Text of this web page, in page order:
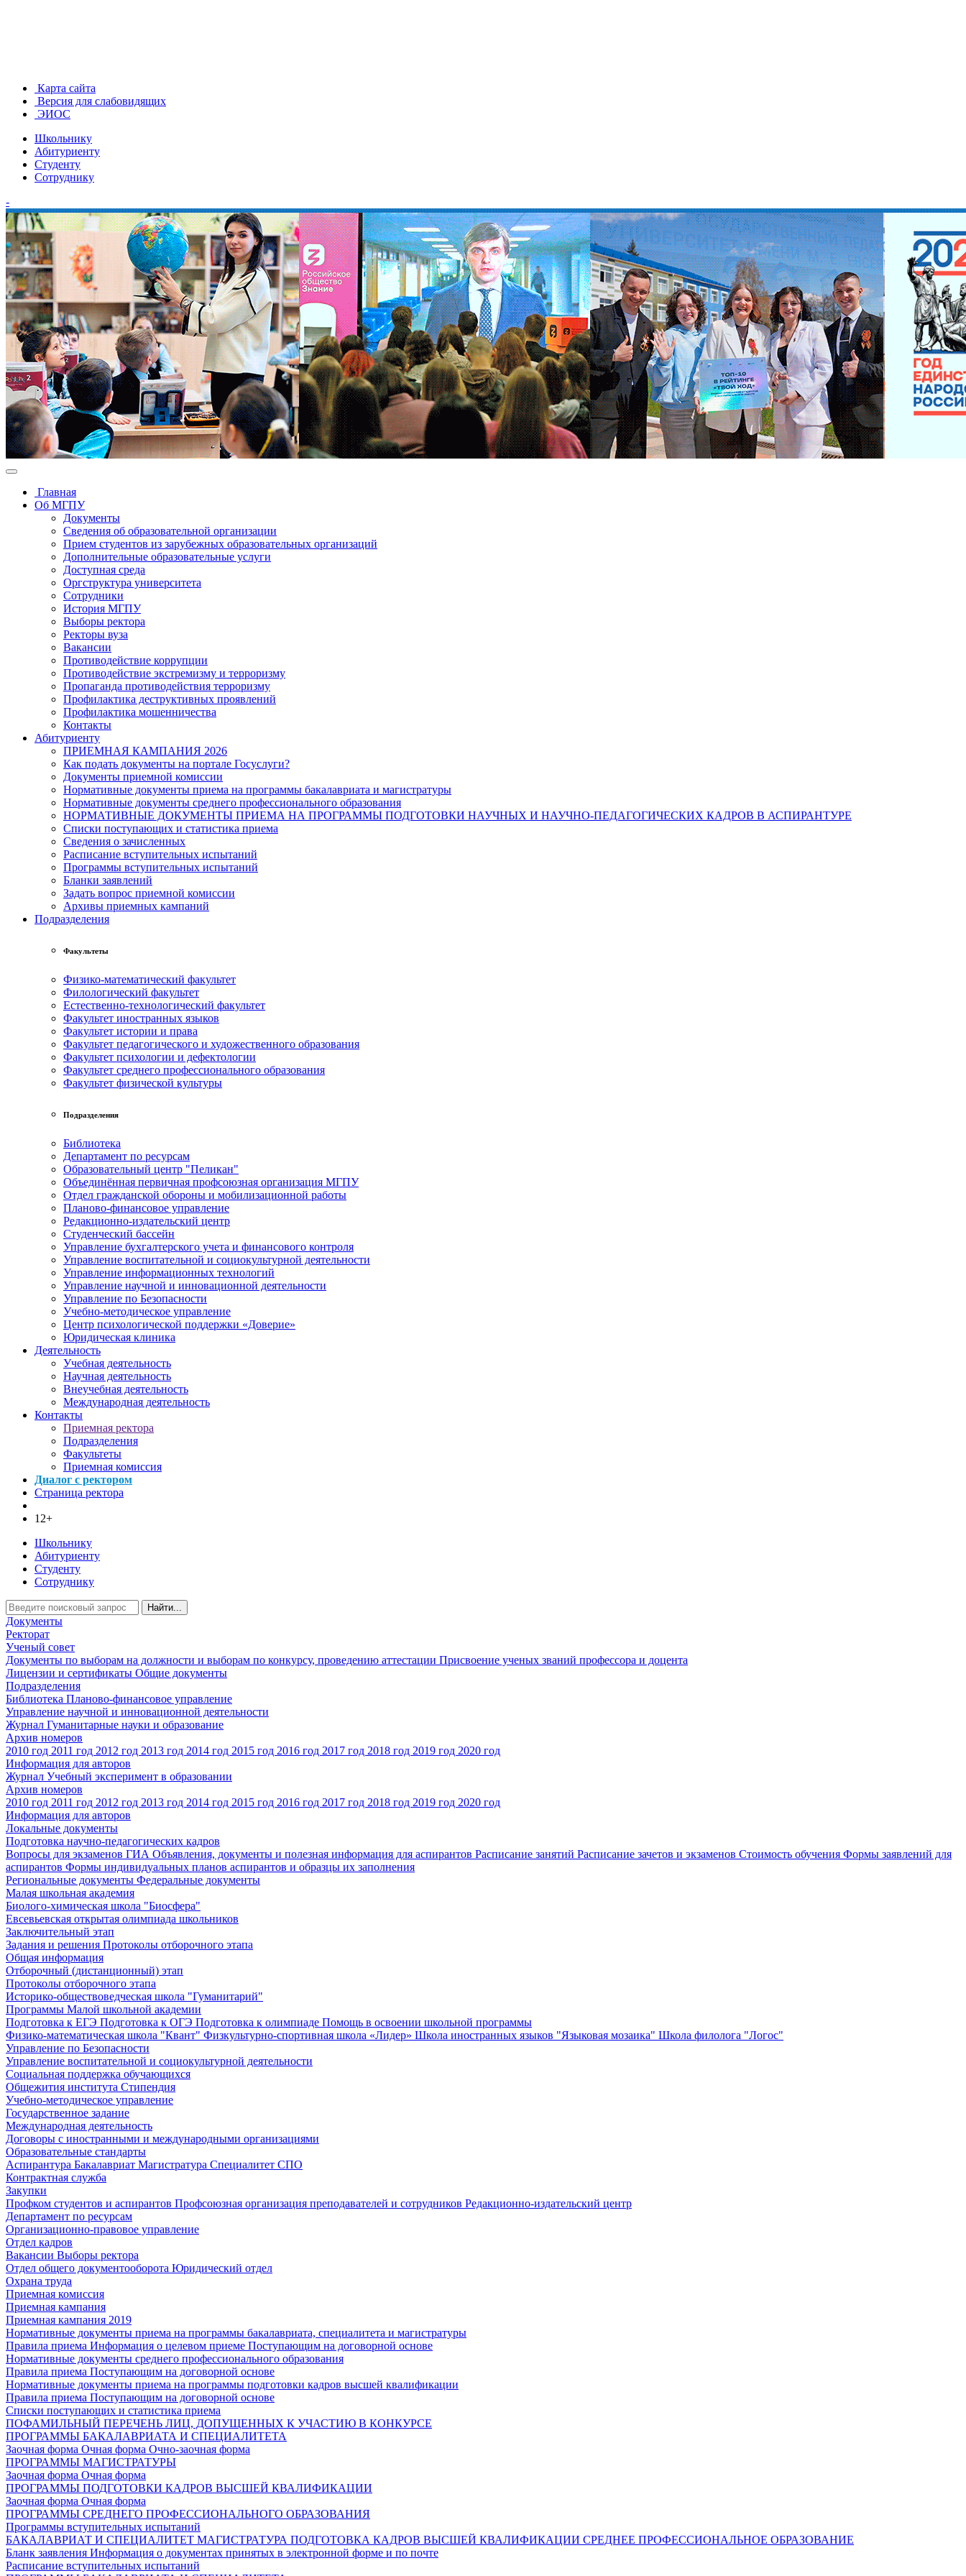
Карта сайта
Версия для слабовидящих
ЭИОС
Школьнику
Абитуриенту
Студенту
Сотруднику
-
Главная
Об МГПУ
Документы
Сведения об образовательной организации
Прием студентов из зарубежных образовательных организаций
Дополнительные образовательные услуги
Доступная среда
Оргструктура университета
Сотрудники
История МГПУ
Выборы ректора
Ректоры вуза
Вакансии
Противодействие коррупции
Противодействие экстремизму и терроризму
Пропаганда противодействия терроризму
Профилактика деструктивных проявлений
Профилактика мошенничества
Контакты
Абитуриенту
ПРИЕМНАЯ КАМПАНИЯ 2026
Как подать документы на портале Госуслуги?
Документы приемной комиссии
Нормативные документы приема на программы бакалавриата и магистратуры
Нормативные документы среднего профессионального образования
НОРМАТИВНЫЕ ДОКУМЕНТЫ ПРИЕМА НА ПРОГРАММЫ ПОДГОТОВКИ НАУЧНЫХ И НАУЧНО-ПЕДАГОГИЧЕСКИХ КАДРОВ В АСПИРАНТУРЕ
Списки поступающих и статистика приема
Сведения о зачисленных
Расписание вступительных испытаний
Программы вступительных испытаний
Бланки заявлений
Задать вопрос приемной комиссии
Архивы приемных кампаний
Подразделения
Факультеты
Физико-математический факультет
Филологический факультет
Естественно-технологический факультет
Факультет иностранных языков
Факультет истории и права
Факультет педагогического и художественного образования
Факультет психологии и дефектологии
Факультет среднего профессионального образования
Факультет физической культуры
Подразделения
Библиотека
Департамент по ресурсам
Образовательный центр "Пеликан"
Объединённая первичная профсоюзная организация МГПУ
Отдел гражданской обороны и мобилизационной работы
Планово-финансовое управление
Редакционно-издательский центр
Студенческий бассейн
Управление бухгалтерского учета и финансового контроля
Управление воспитательной и социокультурной деятельности
Управление информационных технологий
Управление научной и инновационной деятельности
Управление по Безопасности
Учебно-методическое управление
Центр психологической поддержки «Доверие»
Юридическая клиника
Деятельность
Учебная деятельность
Научная деятельность
Внеучебная деятельность
Международная деятельность
Контакты
Приемная ректора
Подразделения
Факультеты
Приемная комиссия
Диалог с ректором
Страница ректора
12+
Школьнику
Абитуриенту
Студенту
Сотруднику
Найти...
Документы
Ректорат
Ученый совет
Документы по выборам на должности и выборам по конкурсу, проведению аттестации Присвоение ученых званий профессора и доцента
Лицензии и сертификаты Общие документы
Подразделения
Библиотека Планово-финансовое управление
Управление научной и инновационной деятельности
Журнал Гуманитарные науки и образование
Архив номеров
2010 год 2011 год 2012 год 2013 год 2014 год 2015 год 2016 год 2017 год 2018 год 2019 год 2020 год
Информация для авторов
Журнал Учебный эксперимент в образовании
Архив номеров
2010 год 2011 год 2012 год 2013 год 2014 год 2015 год 2016 год 2017 год 2018 год 2019 год 2020 год
Информация для авторов
Локальные документы
Подготовка научно-педагогических кадров
Вопросы для экзаменов ГИА Объявления, документы и полезная информация для аспирантов Расписание занятий Расписание зачетов и экзаменов Стоимость обучения Формы заявлений для
аспирантов Формы индивидуальных планов аспирантов и образцы их заполнения
Региональные документы Федеральные документы
Малая школьная академия
Биолого-химическая школа "Биосфера"
Евсевьевская открытая олимпиада школьников
Заключительный этап
Задания и решения Протоколы отборочного этапа
Общая информация
Отборочный (дистанционный) этап
Протоколы отборочного этапа
Историко-обществоведческая школа "Гуманитарий"
Программы Малой школьной академии
Подготовка к ЕГЭ Подготовка к ОГЭ Подготовка к олимпиаде Помощь в освоении школьной программы
Физико-математическая школа "Квант" Физкультурно-спортивная школа «Лидер» Школа иностранных языков "Языковая мозаика" Школа филолога "Логос"
Управление по Безопасности
Управление воспитательной и социокультурной деятельности
Социальная поддержка обучающихся
Общежития института Стипендия
Учебно-методическое управление
Государственное задание
Международная деятельность
Договоры с иностранными и международными организациями
Образовательные стандарты
Аспирантура Бакалавриат Магистратура Специалитет СПО
Контрактная служба
Закупки
Профком студентов и аспирантов Профсоюзная организация преподавателей и сотрудников Редакционно-издательский центр
Департамент по ресурсам
Организационно-правовое управление
Отдел кадров
Вакансии Выборы ректора
Отдел общего документооборота Юридический отдел
Охрана труда
Приемная комиссия
Приемная кампания
Приемная кампания 2019
Нормативные документы приема на программы бакалавриата, специалитета и магистратуры
Правила приема Информация о целевом приеме Поступающим на договорной основе
Нормативные документы среднего профессионального образования
Правила приема Поступающим на договорной основе
Нормативные документы приема на программы подготовки кадров высшей квалификации
Правила приема Поступающим на договорной основе
Списки поступающих и статистика приема
ПОФАМИЛЬНЫЙ ПЕРЕЧЕНЬ ЛИЦ, ДОПУЩЕННЫХ К УЧАСТИЮ В КОНКУРСЕ
ПРОГРАММЫ БАКАЛАВРИАТА И СПЕЦИАЛИТЕТА
Заочная форма Очная форма Очно-заочная форма
ПРОГРАММЫ МАГИСТРАТУРЫ
Заочная форма Очная форма
ПРОГРАММЫ ПОДГОТОВКИ КАДРОВ ВЫСШЕЙ КВАЛИФИКАЦИИ
Заочная форма Очная форма
ПРОГРАММЫ СРЕДНЕГО ПРОФЕССИОНАЛЬНОГО ОБРАЗОВАНИЯ
Программы вступительных испытаний
БАКАЛАВРИАТ И СПЕЦИАЛИТЕТ МАГИСТРАТУРА ПОДГОТОВКА КАДРОВ ВЫСШЕЙ КВАЛИФИКАЦИИ СРЕДНЕЕ ПРОФЕССИОНАЛЬНОЕ ОБРАЗОВАНИЕ
Бланк заявления Информация о документах принятых в электронной форме и по почте
Расписание вступительных испытаний